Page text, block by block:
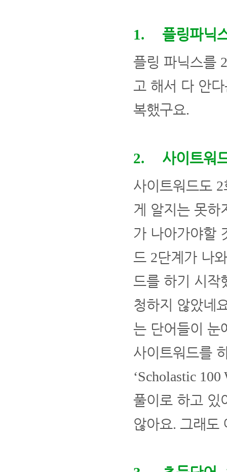
1. 플링파닉
플링 파닉스를 2
고 해서 다 안
복했구요.
2. 사이트워
사이트워드도 2
게 알지는 못하
가 나아가야할
드 2단계가 나
드를 하기 시작
청하지 않았네
는 단어들이 눈
사이트워드를
‘Scholastic 100
풀이로 하고 있
않아요. 그래도